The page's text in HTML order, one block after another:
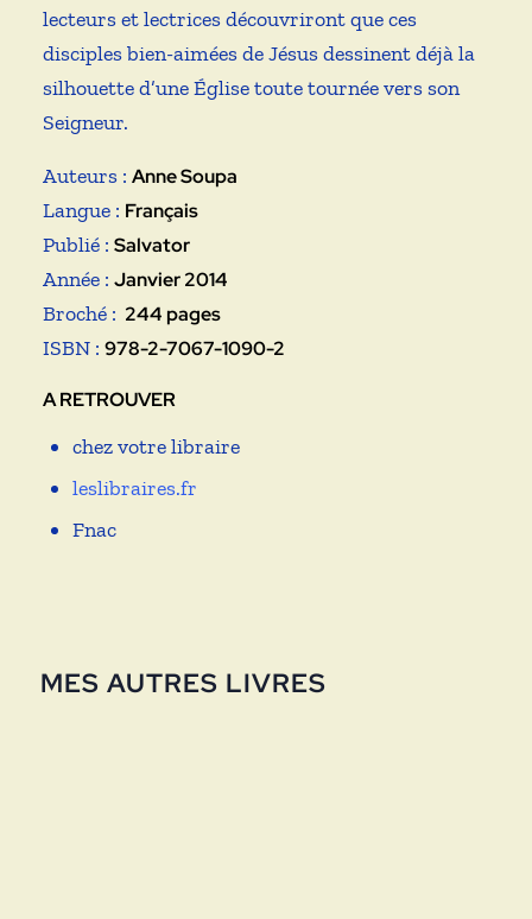
lecteurs et lectrices découvriront que ces
disciples bien-aimées de Jésus dessinent déjà la
silhouette d’une Église toute tournée vers son
Seigneur.
Auteurs : Anne Soupa
Langue : Français
Publié : Salvator
Année : Janvier 2014
Broché : ‎ 244 pages
ISBN : 978-2-7067-1090-2
A RETROUVER
chez votre libraire
leslibraires.fr
Fnac
MES AUTRES LIVRES